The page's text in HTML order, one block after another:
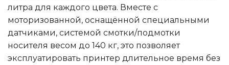
литра для каждого цвета. Вместе с
моторизованной, оснащённой специальными
датчиками, системой смотки/подмотки
носителя весом до 140 кг, это позволяет
эксплуатировать принтер длительное время без